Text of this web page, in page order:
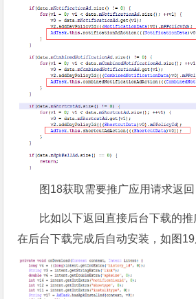
图18获取需要推广应用请求返回
比如以下返回直接后台下载的
在后台下载完成后自动安装，如图19